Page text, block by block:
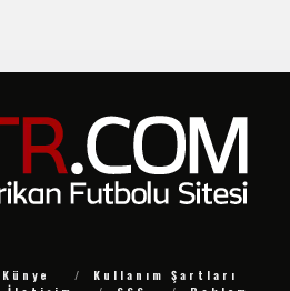
Künye
Kullanım Şartları